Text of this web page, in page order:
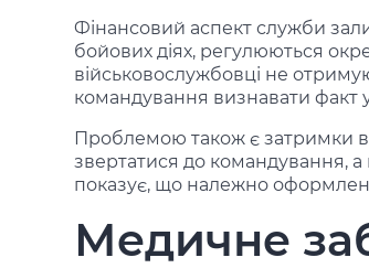
Фінансовий аспект служби
бойових діях, регулюються
військовослужбовці не
командування визнавати факт
Проблемою також є затримки
звертатися до командування, а
показує, що належно
Медичне